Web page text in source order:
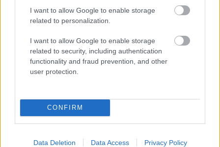
I want to allow Google to enable storage
related to personalization.
I want to allow Google to enable storage
related to security, including authentication
functionality and fraud prevention, and other
user protection.
CONFIRM
Data Deletion Data Access Privacy Policy
vesznek jó játékot eredetiben, akkor bizony erősödni fog
a piac, és ez nem csak a kiadóknak, hanem nekünk is
Íme egy remek előzetes, mely bemutatja, milyen címekre
számíthatunk a jövőben (természetesen ez még sok-sok
játékkal fog bővülni):